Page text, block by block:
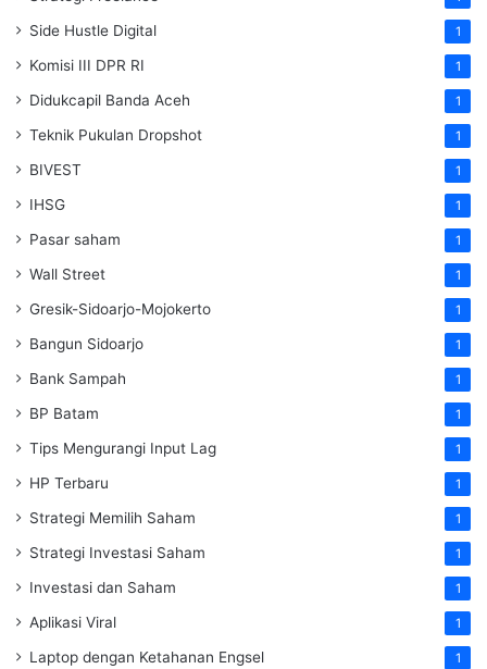
Side Hustle Digital 1
Komisi III DPR RI 1
Didukcapil Banda Aceh 1
Teknik Pukulan Dropshot 1
BIVEST 1
IHSG 1
Pasar saham 1
Wall Street 1
Gresik-Sidoarjo-Mojokerto 1
Bangun Sidoarjo 1
Bank Sampah 1
BP Batam 1
Tips Mengurangi Input Lag 1
HP Terbaru 1
Strategi Memilih Saham 1
Strategi Investasi Saham 1
Investasi dan Saham 1
Aplikasi Viral 1
Laptop dengan Ketahanan Engsel 1